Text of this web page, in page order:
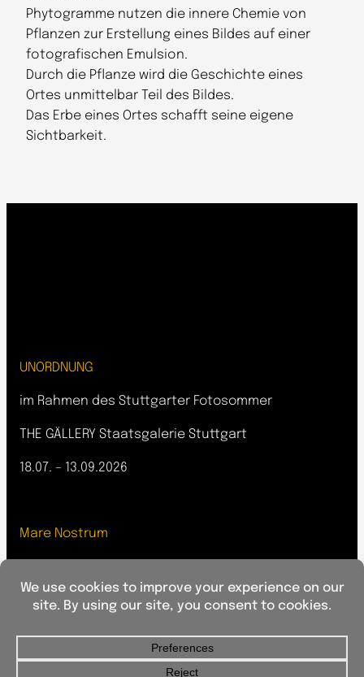
Phytogramme nutzen die innere Chemie von
Pflanzen zur Erstellung eines Bildes auf einer
fotografischen Emulsion.
Durch die Pflanze wird die Geschichte eines
Ortes unmittelbar Teil des Bildes.
Das Erbe eines Ortes schafft seine eigene
Sichtbarkeit.
UNORDNUNG
im Rahmen des Stuttgarter Fotosommer
THE GÄLLERY Staatsgalerie Stuttgart
18.07. – 13.09.2026
Mare Nostrum
Vilassar de Dalt, Barcelona, Spain
01.10.–18.10.26